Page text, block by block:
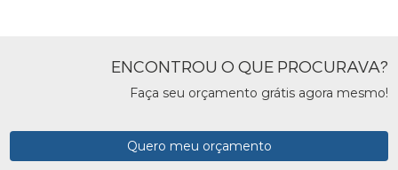
ENCONTROU O QUE PROCURAVA?
Faça seu orçamento grátis agora mesmo!
Quero meu orçamento